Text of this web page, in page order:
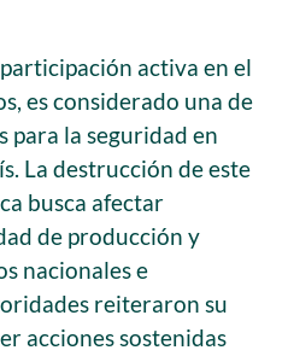
activa en el
es considerado una de
para la seguridad en
La destrucción de este
busca afectar
de producción y
nacionales e
reiteraron su
acciones sostenidas